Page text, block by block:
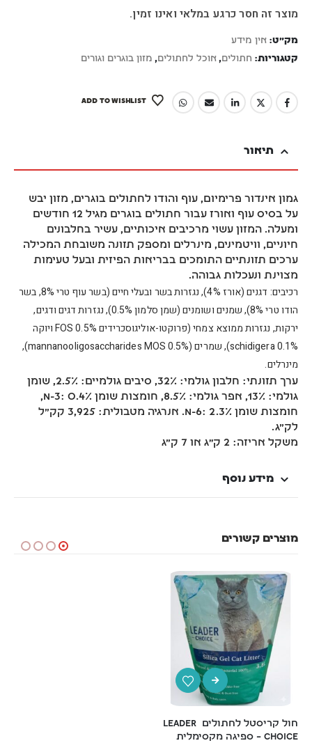
מוצר זה חסר כרגע במלאי ואינו זמין.
מק"ט: אין מידע
קטגוריות: חתולים, אוכל לחתולים, מזון בוגרים וגורים
ADD TO WISHLIST
תיאור
גמון אינדור פרימיום, עוף והודו לחתולים בוגרים, מזון יבש
על בסיס עוף ואורז עבור חתולים בוגרים מגיל 12 חודשים
ומעלה. המזון עשוי מרכיבים איכותיים, עשיר בחלבונים
חיוניים, וויטמינים, מינרלים ומספק תזונה משובחת המכילה
ערכים תזונתיים התומכים בבריאות הפיזית ובעל טעימות
מצוינת ונעכלות גבוהה.
רכיבים: דגנים (אורז 4%), נגזרות בשר ובעלי חיים (בשר עוף טרי 8%, בשר
הודו טרי 8%), שמנים ושומנים (שמן סלמון 0.5%), נגזרות דגים ודגים,
ירקות, נגזרות ממוצא צמחי (פרוקטו-אוליגוסכרידים FOS 0.5% ויוקה
schidigera 0.1%), שמרים (mannanooligosaccharides MOS 0.5%),
מינרלים.
ערך תזונתי: חלבון גולמי: 32%, סיבים גולמיים: 2.5%, שומן
גולמי: 13%, אפר גולמי: 8.5%, חומצות שומן n-3: 0.4%,
חומצות שומן n-6: 2.3%. אנרגיה מטבולית: 3,925 קק"ל
לק"ג.
משקל אריזה: 2 ק’’ג או 7 ק"ג
מידע נוסף
מוצרים קשורים
חול קריסטל לחתולים Leader
Choice – ספיגה מקסימלית